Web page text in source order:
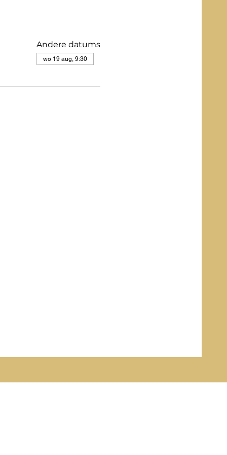
Andere datums
wo 19 aug, 9:30